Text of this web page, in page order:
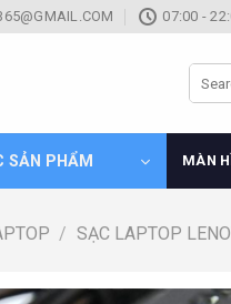
07:00 -
SẢN PHẨM MÀN
/ SẠC LAPTOP